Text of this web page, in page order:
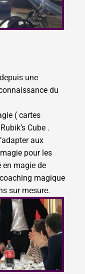
une
du
( cartes
Cube .
aux
pour les
magie de
magique
sur mesure.